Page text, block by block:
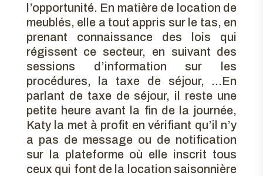
l’opportunité. En matière de location de
meublés, elle a tout appris sur le tas, en
prenant connaissance des lois qui
régissent ce secteur, en suivant des
sessions d’information sur les
procédures, la taxe de séjour, …En
parlant de taxe de séjour, il reste une
petite heure avant la fin de la journée,
Katy la met à profit en vérifiant qu’il n’y
a pas de message ou de notification
sur la plateforme où elle inscrit tous
ceux qui font de la location saisonnière